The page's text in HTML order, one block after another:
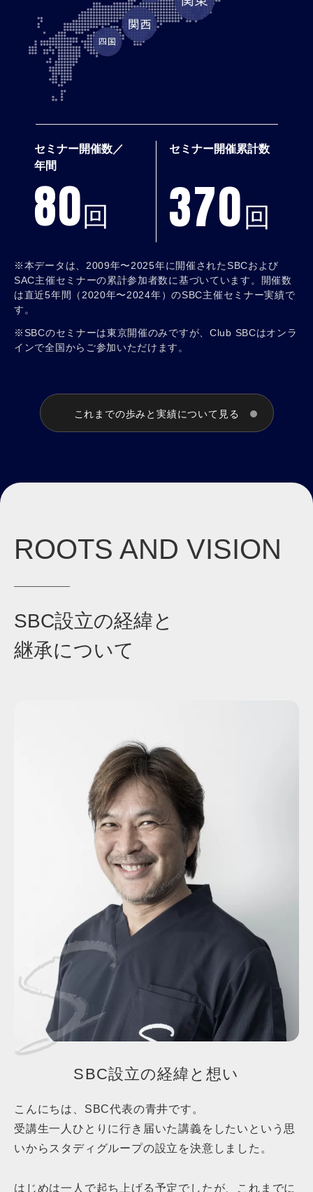
セミナー開催数／
年間
80 回
セミナー開催累計数
370 回
※本データは、2009年〜2025年に開催されたSBCおよび
SAC主催セミナーの累計参加者数に基づいています。開催数
は直近5年間（2020年〜2024年）のSBC主催セミナー実績で
す。
※SBCのセミナーは東京開催のみですが、Club SBCはオンラ
インで全国からご参加いただけます。
これまでの歩みと実績について見る
ROOTS AND VISION
SBC設立の経緯と
継承について
SBC設立の経緯と想い
こんにちは、SBC代表の青井です。
受講生一人ひとりに行き届いた講義をしたいという思
いからスタディグループの設立を決意しました。
はじめは一人で起ち上げる予定でしたが、これまでに